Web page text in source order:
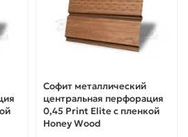
Софит металлический
центральная перфорация
0,45 Print Elite с пленкой
Honey Wood